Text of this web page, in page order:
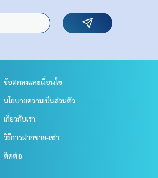
ข้อตกลงและเงื่อนไข
นโยบายความเป็นส่วนตัว
เกี่ยวกับเรา
วิธีการฝากขาย-เช่า
ติดต่อ